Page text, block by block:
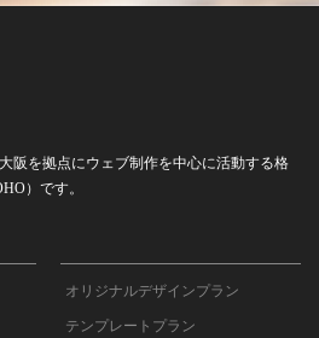
阪を拠点にウェブ制作を中心に活動する格
）です。
オリジナルデザインプラン
テンプレートプラン